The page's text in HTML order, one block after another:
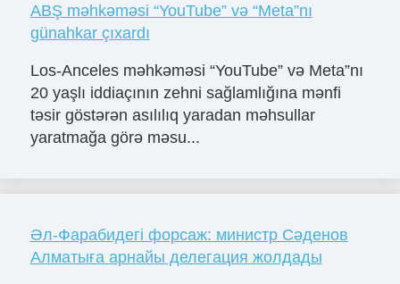
ABŞ məhkəməsi “YouTube” və “Meta”nı
günahkar çıxardı
Los-Anceles məhkəməsi “YouTube” və Meta”nı
20 yaşlı iddiaçının zehni sağlamlığına mənfi
təsir göstərən asılılıq yaradan məhsullar
yaratmağa görə məsu...
Әл-Фарабидегі форсаж: министр Сәденов
Алматыға арнайы делегация жолдады